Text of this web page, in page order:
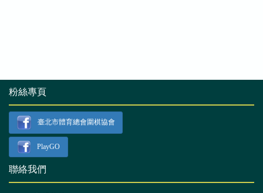
粉絲專頁
臺北市體育總會圍棋協會
PlayGO
聯絡我們